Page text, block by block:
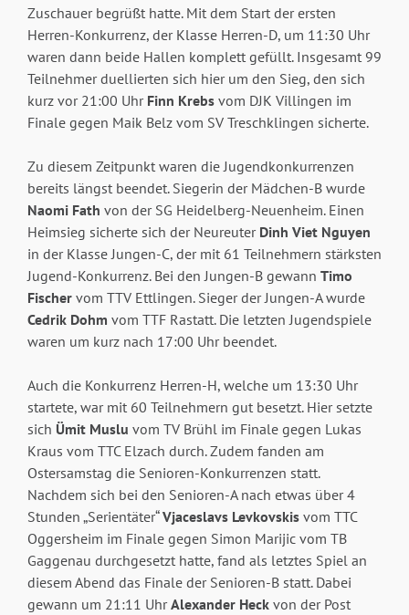
Zuschauer begrüßt hatte. Mit dem Start der ersten
Herren-Konkurrenz, der Klasse Herren-D, um 11:30 Uhr
waren dann beide Hallen komplett gefüllt. Insgesamt 99
Teilnehmer duellierten sich hier um den Sieg, den sich
kurz vor 21:00 Uhr Finn Krebsvom DJK Villingen im
Finale gegen Maik Belz vom SV Treschklingen sicherte.
Zu diesem Zeitpunkt waren die Jugendkonkurrenzen
bereits längst beendet. Siegerin der Mädchen-B wurde
Naomi Fath von der SG Heidelberg-Neuenheim. Einen
Heimsieg sicherte sich der Neureuter Dinh Viet Nguyen
in der Klasse Jungen-C, der mit 61 Teilnehmern stärksten
Jugend-Konkurrenz. Bei den Jungen-B gewann Timo
Fischervom TTV Ettlingen. Sieger der Jungen-A wurde
Cedrik Dohm vom TTF Rastatt. Die letzten Jugendspiele
waren um kurz nach 17:00 Uhr beendet.
Auch die Konkurrenz Herren-H, welche um 13:30 Uhr
startete, war mit 60 Teilnehmern gut besetzt. Hier setzte
sich Ümit Muslu vom TV Brühl im Finale gegen Lukas
Kraus vom TTC Elzach durch. Zudem fanden am
Ostersamstag die Senioren-Konkurrenzen statt.
Nachdem sich bei den Senioren-A nach etwas über 4
Stunden „Serientäter“Vjaceslavs Levkovskisvom TTC
Oggersheim im Finale gegen Simon Marijic vom TB
Gaggenau durchgesetzt hatte, fand als letztes Spiel an
diesem Abend das Finale der Senioren-B statt. Dabei
gewann um 21:11 UhrAlexander Heckvon der Post